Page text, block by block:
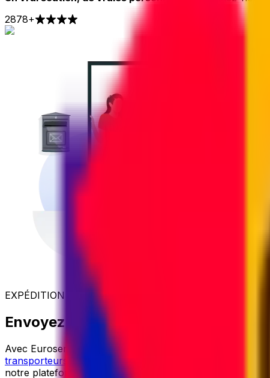
2878+
EXPÉDITION INTERNATIONALE ABORDABLE
Envoyez votre colis vers l'Algérie au
Avec Eurosender, l'expédition internationale est
transporteurs de premier plan
notre plateforme trouvera instantanément le